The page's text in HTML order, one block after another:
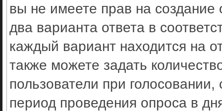
вы не имеете прав на
два варианта ответа в
каждый вариант находится на
также можете задать
пользователи при
период проведения опроса в